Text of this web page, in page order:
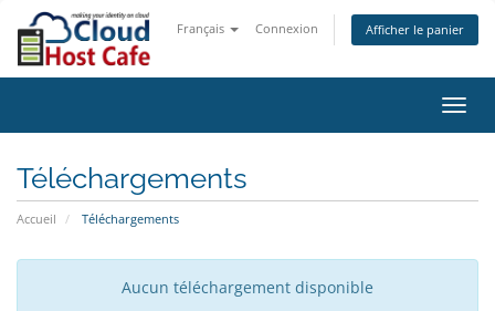
Français Connexion Afficher le panier
la
Téléchargements
Accueil Téléchargements
Aucun téléchargement disponible